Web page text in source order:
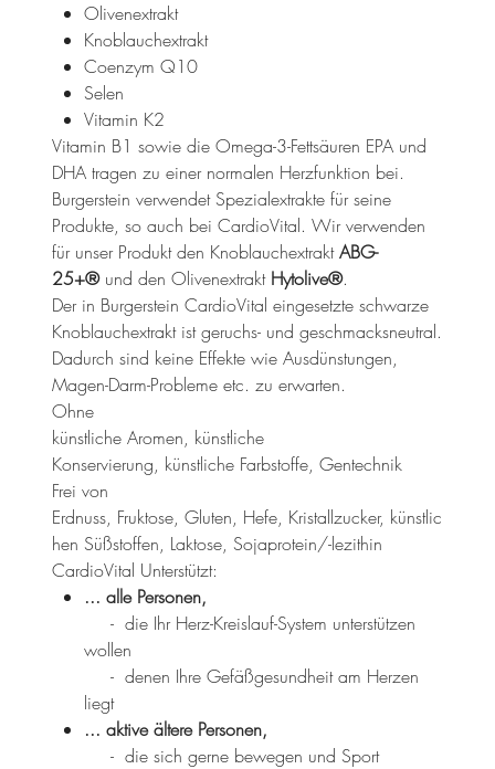
Olivenextrakt
Knoblauchextrakt
Coenzym Q10
Selen
Vitamin K2
Vitamin B1 sowie die Omega-3-Fettsäuren EPA und
DHA tragen zu einer normalen Herzfunktion bei.
Burgerstein verwendet Spezialextrakte für seine
Produkte, so auch bei CardioVital. Wir verwenden
für unser Produkt den KnoblauchextraktABG-
25+®und den Olivenextrakt Hytolive®.
Der in Burgerstein CardioVital eingesetzte schwarze
Knoblauchextrakt ist geruchs- und geschmacksneutral.
Dadurch sind keine Effekte wie Ausdünstungen,
Magen-Darm-Probleme etc. zu erwarten.
Ohne
künstliche Aromen, künstliche
Konservierung, künstliche Farbstoffe, Gentechnik
Frei von
Erdnuss, Fruktose, Gluten, Hefe, Kristallzucker, künstlic
hen Süßstoffen, Laktose, Sojaprotein/-lezithin
CardioVital Unterstützt:
... alle Personen,
- die Ihr Herz-Kreislauf-System unterstützen
wollen
- denen Ihre Gefäßgesundheit am Herzen
liegt
... aktive ältere Personen,
- die sich gerne bewegen und Sport